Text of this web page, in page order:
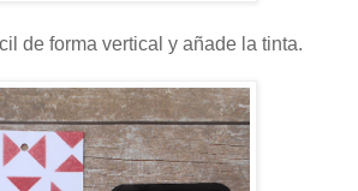
de forma vertical y añade la tinta.